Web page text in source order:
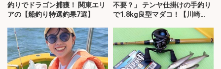
釣りでドラゴン捕獲！ 関東エリ
アの【船釣り特選釣果7選】
不要？」 テンヤ仕掛けの手釣り
で1.8kg良型マダコ！【川崎